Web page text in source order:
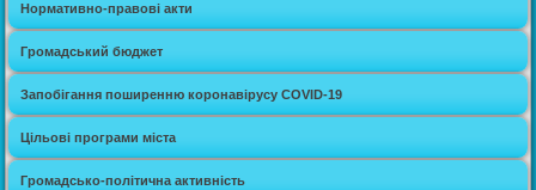
Нормативно-правові акти
Громадський бюджет
Запобігання поширенню коронавірусу COVID-19
Цільові програми міста
Громадсько-політична активність